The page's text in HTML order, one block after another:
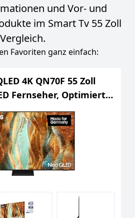
und ein einheitliches
Hersteller Gewicht
DYON
Angebot
und Vor- und
im Smart Tv 55 Zoll
Vergleich.
Favoriten ganz einfach:
4K QN70F 55 Zoll
Fernseher, Optimiert
AI Gen2 Prozessor,
Technology Slim,
Samsung Vision AI